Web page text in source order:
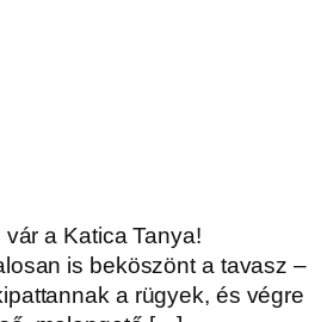
a Katica Tanya!
is beköszönt a tavasz –
a rügyek, és végre